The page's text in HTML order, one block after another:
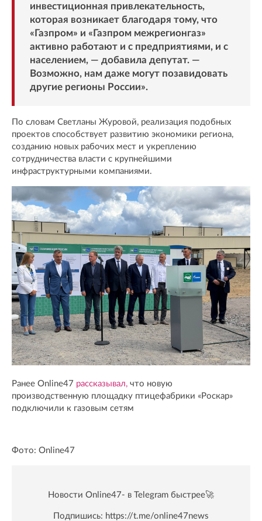
инвестиционная привлекательность,
которая возникает благодаря тому, что
«Газпром» и «Газпром межрегионгаз»
активно работают и с предприятиями, и с
населением, — добавила депутат. —
Возможно, нам даже могут позавидовать
другие регионы России».
По словам Светланы Журовой, реализация подобных
проектов способствует развитию экономики региона,
созданию новых рабочих мест и укреплению
сотрудничества власти с крупнейшими
инфраструктурными компаниями.
Ранее Online47 рассказывал, что новую
производственную площадку птицефабрики «Роскар»
подключили к газовым сетям
Фото: Online47
Новости Online47- в Telegram быстрее🚀
Подпишись: https://t.me/online47news